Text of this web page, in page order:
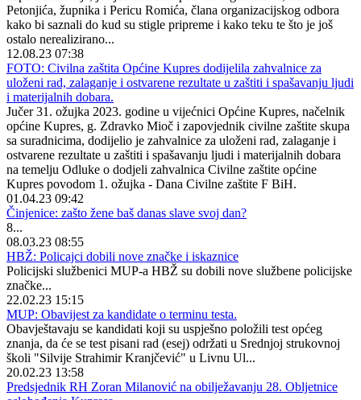
Petonjića, župnika i Pericu Romića, člana organizacijskog odbora
kako bi saznali do kud su stigle pripreme i kako teku te što je još
ostalo nerealizirano...
12.08.23 07:38
FOTO: Civilna zaštita Općine Kupres dodijelila zahvalnice za
uloženi rad, zalaganje i ostvarene rezultate u zaštiti i spašavanju ljudi
i materijalnih dobara.
Jučer 31. ožujka 2023. godine u vijećnici Općine Kupres, načelnik
općine Kupres, g. Zdravko Mioč i zapovjednik civilne zaštite skupa
sa suradnicima, dodijelio je zahvalnice za uloženi rad, zalaganje i
ostvarene rezultate u zaštiti i spašavanju ljudi i materijalnih dobara
na temelju Odluke o dodjeli zahvalnica Civilne zaštite općine
Kupres povodom 1. ožujka - Dana Civilne zaštite F BiH.
01.04.23 09:42
Činjenice: zašto žene baš danas slave svoj dan?
8...
08.03.23 08:55
HBŽ: Policajci dobili nove značke i iskaznice
Policijski službenici MUP-a HBŽ su dobili nove službene policijske
značke...
22.02.23 15:15
MUP: Obavijest za kandidate o terminu testa.
Obavještavaju se kandidati koji su uspješno položili test općeg
znanja, da će se test pisani rad (esej) održati u Srednjoj strukovnoj
školi "Silvije Strahimir Kranjčević" u Livnu Ul...
20.02.23 13:58
Predsjednik RH Zoran Milanović na obilježavanju 28. Obljetnice